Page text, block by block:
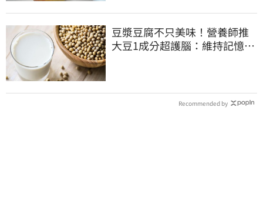
豆漿豆腐不只美味！營養師推
大豆1成分超護腦：維持記憶、
Recommended by